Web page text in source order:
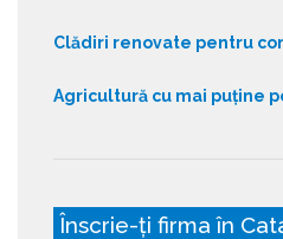
Clădiri renovate pentru
Agricultură cu mai puține
Înscrie-ți firma în